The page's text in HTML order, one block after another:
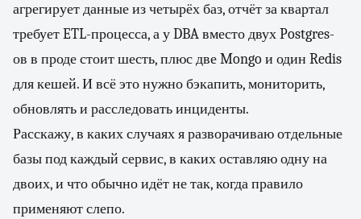
агрегирует данные из четырёх баз, отчёт за квартал
требует ETL-процесса, а у DBA вместо двух Postgres-
ов в проде стоит шесть, плюс две Mongo и один Redis
для кешей. И всё это нужно бэкапить, мониторить,
обновлять и расследовать инциденты.
Расскажу, в каких случаях я разворачиваю отдельные
базы под каждый сервис, в каких оставляю одну на
двоих, и что обычно идёт не так, когда правило
применяют слепо.